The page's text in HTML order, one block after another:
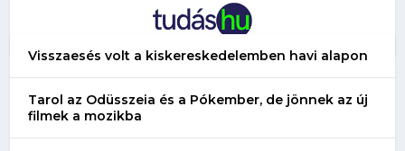
Visszaesés volt a kiskereskedelemben havi alapon
Tarol az Odüsszeia és a Pókember, de jönnek az új
filmek a mozikba